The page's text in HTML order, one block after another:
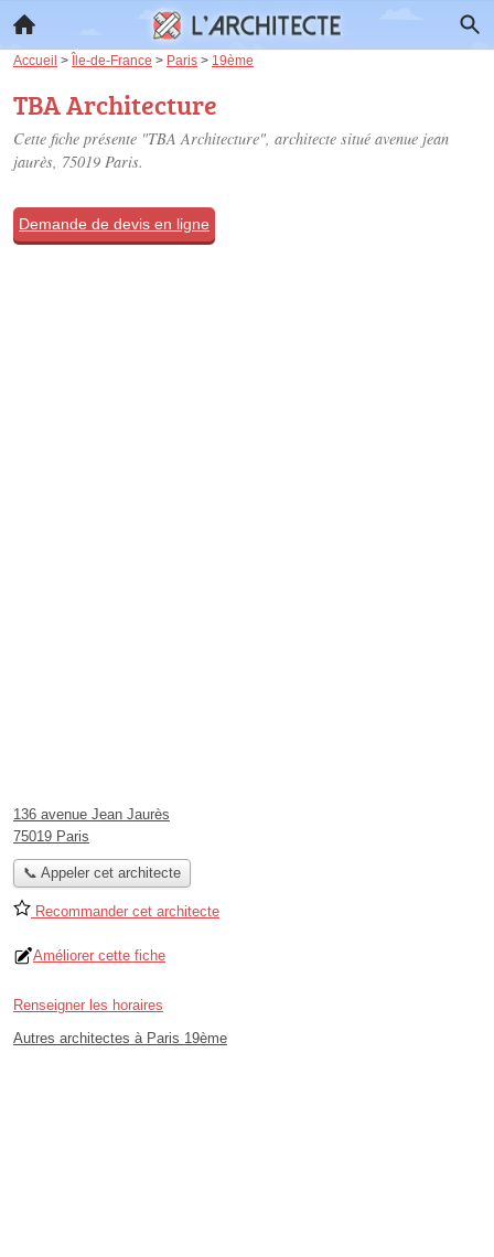
Accueil > Île-de-France > Paris > 19ème
TBA Architecture
Cette fiche présente "TBA Architecture", architecte situé avenue jean
jaurès, 75019 Paris.
Demande de devis en ligne
136 avenue Jean Jaurès
75019 Paris
📞 Appeler cet architecte
Recommander cet architecte
Améliorer cette fiche
Renseigner les horaires
Autres architectes à Paris 19ème